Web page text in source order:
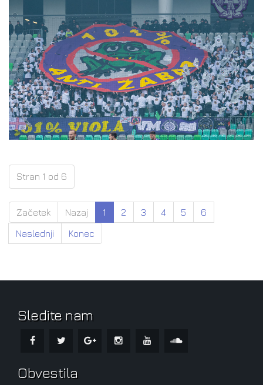
Stran 1 od 6
Začetek Nazaj 1 2 3 4 5
6
Naslednji
Konec
Sledite nam
Obvestila